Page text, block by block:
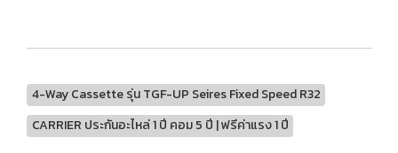
4-Way Cassette รุ่น TGF-UP Seires Fixed Speed R32
CARRIER ประกันอะไหล่ 1 ปี คอม 5 ปี | ฟรีค่าแรง 1 ปี